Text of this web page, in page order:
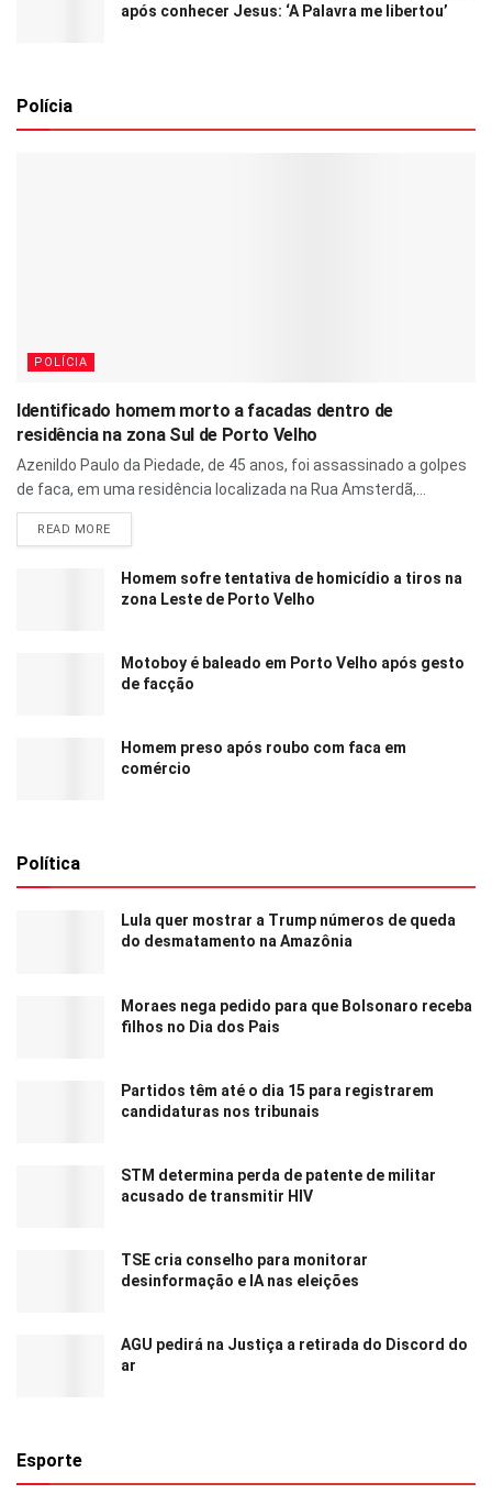
após conhecer Jesus: ‘A Palavra me libertou’
Polícia
POLÍCIA
Identificado homem morto a facadas dentro de
residência na zona Sul de Porto Velho
Azenildo Paulo da Piedade, de 45 anos, foi assassinado a golpes
de faca, em uma residência localizada na Rua Amsterdã,...
READ MORE
Homem sofre tentativa de homicídio a tiros na
zona Leste de Porto Velho
Motoboy é baleado em Porto Velho após gesto
de facção
Homem preso após roubo com faca em
comércio
Política
Lula quer mostrar a Trump números de queda
do desmatamento na Amazônia
Moraes nega pedido para que Bolsonaro receba
filhos no Dia dos Pais
Partidos têm até o dia 15 para registrarem
candidaturas nos tribunais
STM determina perda de patente de militar
acusado de transmitir HIV
TSE cria conselho para monitorar
desinformação e IA nas eleições
AGU pedirá na Justiça a retirada do Discord do
ar
Esporte